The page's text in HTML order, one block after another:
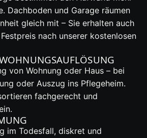
Dachboden und Garage räumen
gleich mit – Sie erhalten auch
nach unserer kostenlosen
von Wohnung oder Haus – bei
oder Auszug ins Pflegeheim.
fachgerecht und
im Todesfall, diskret und